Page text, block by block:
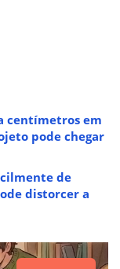
centímetros em
pode chegar
de
distorcer a